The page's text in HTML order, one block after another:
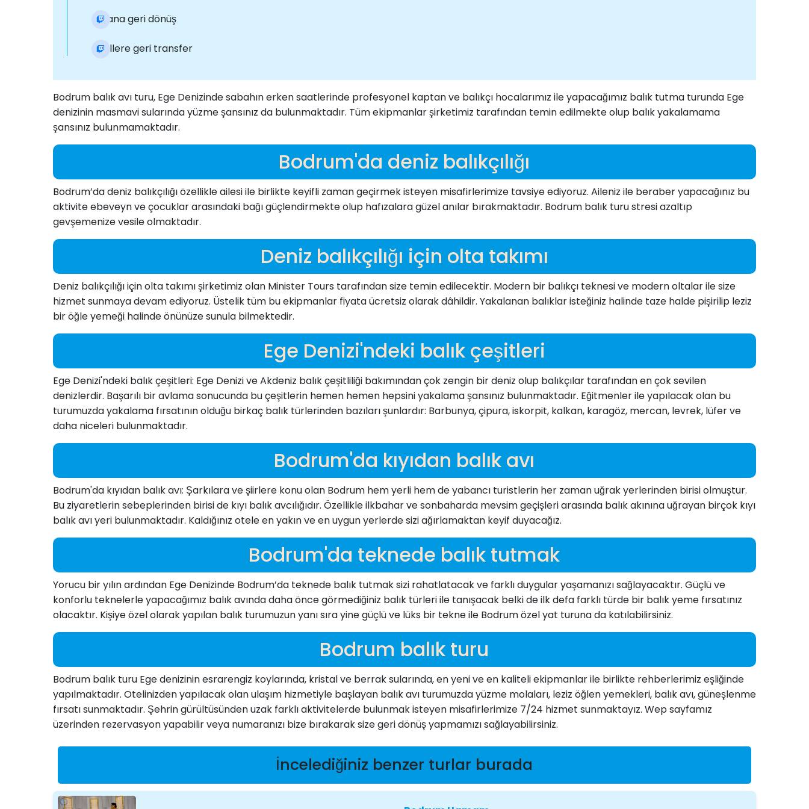
Limana geri dönüş
Otellere geri transfer
Bodrum balık avı turu, Ege Denizinde sabahın erken saatlerinde profesyonel kaptan ve balıkçı hocalarımız ile yapacağımız balık tutma turunda Ege
denizinin masmavi sularında yüzme şansınız da bulunmaktadır. Tüm ekipmanlar şirketimiz tarafından temin edilmekte olup balık yakalamama
şansınız bulunmamaktadır.
Bodrum'da deniz balıkçılığı
Bodrum’da deniz balıkçılığı özellikle ailesi ile birlikte keyifli zaman geçirmek isteyen misafirlerimize tavsiye ediyoruz. Aileniz ile beraber yapacağınız bu
aktivite ebeveyn ve çocuklar arasındaki bağı güçlendirmekte olup hafızalara güzel anılar bırakmaktadır. Bodrum balık turu stresi azaltıp
gevşemenize vesile olmaktadır.
Deniz balıkçılığı için olta takımı
Deniz balıkçılığı için olta takımı şirketimiz olan Minister Tours tarafından size temin edilecektir. Modern bir balıkçı teknesi ve modern oltalar ile size
hizmet sunmaya devam ediyoruz. Üstelik tüm bu ekipmanlar fiyata ücretsiz olarak dâhildir. Yakalanan balıklar isteğiniz halinde taze halde pişirilip leziz
bir öğle yemeği halinde önünüze sunula bilmektedir.
Ege Denizi'ndeki balık çeşitleri
Ege Denizi'ndeki balık çeşitleri: Ege Denizi ve Akdeniz balık çeşitliliği bakımından çok zengin bir deniz olup balıkçılar tarafından en çok sevilen
denizlerdir. Başarılı bir avlama sonucunda bu çeşitlerin hemen hemen hepsini yakalama şansınız bulunmaktadır. Eğitmenler ile yapılacak olan bu
turumuzda yakalama fırsatının olduğu birkaç balık türlerinden bazıları şunlardır: Barbunya, çipura, iskorpit, kalkan, karagöz, mercan, levrek, lüfer ve
daha niceleri bulunmaktadır.
Bodrum'da kıyıdan balık avı
Bodrum'da kıyıdan balık avı: Şarkılara ve şiirlere konu olan Bodrum hem yerli hem de yabancı turistlerin her zaman uğrak yerlerinden birisi olmuştur.
Bu ziyaretlerin sebeplerinden birisi de kıyı balık avcılığıdır. Özellikle ilkbahar ve sonbaharda mevsim geçişleri arasında balık akınına uğrayan birçok kıyı
balık avı yeri bulunmaktadır. Kaldığınız otele en yakın ve en uygun yerlerde sizi ağırlamaktan keyif duyacağız.
Bodrum'da teknede balık tutmak
Yorucu bir yılın ardından Ege Denizinde Bodrum’da teknede balık tutmak sizi rahatlatacak ve farklı duygular yaşamanızı sağlayacaktır. Güçlü ve
konforlu teknelerle yapacağımız balık avında daha önce görmediğiniz balık türleri ile tanışacak belki de ilk defa farklı türde bir balık yeme fırsatınız
olacaktır. Kişiye özel olarak yapılan balık turumuzun yanı sıra yine güçlü ve lüks bir tekne ile Bodrum özel yat turuna da katılabilirsiniz.
Bodrum balık turu
Bodrum balık turu Ege denizinin esrarengiz koylarında, kristal ve berrak sularında, en yeni ve en kaliteli ekipmanlar ile birlikte rehberlerimiz eşliğinde
yapılmaktadır. Otelinizden yapılacak olan ulaşım hizmetiyle başlayan balık avı turumuzda yüzme molaları, leziz öğlen yemekleri, balık avı, güneşlenme
fırsatı sunmaktadır. Şehrin gürültüsünden uzak farklı aktivitelerde bulunmak isteyen misafirlerimize 7/24 hizmet sunmaktayız. Wep sayfamız
üzerinden rezervasyon yapabilir veya numaranızı bize bırakarak size geri dönüş yapmamızı sağlayabilirsiniz.
İncelediğiniz benzer turlar burada